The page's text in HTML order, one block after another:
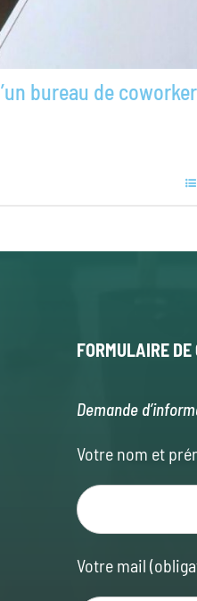
bureau de
FORMULAIRE
Demande
Votre nom et
Votre mail